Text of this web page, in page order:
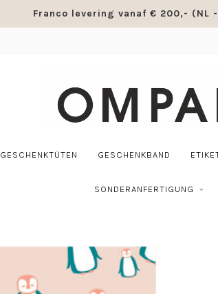
Franco levering vanaf € 200,- (NL -
GESCHENKTÜTEN GESCHENKBAND
SONDERANFERTIGUNG